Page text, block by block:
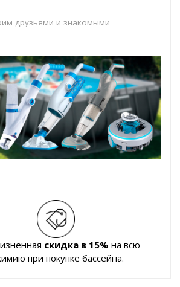
друзьями и знакомыми
скидка в 15% на всю
при покупке бассейна.